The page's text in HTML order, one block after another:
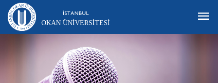
OKAN ÜNIVERSITESI